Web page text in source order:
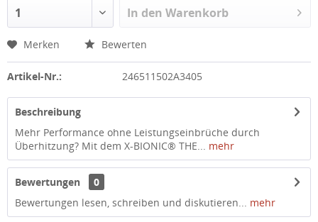
In den Warenkorb
Merken Bewerten
Artikel-Nr.: 246511502A3405
Beschreibung
Mehr Performance ohne Leistungseinbrüche durch
Überhitzung? Mit dem X-BIONIC® THE... mehr
Bewertungen
0
Bewertungen lesen, schreiben und diskutieren... mehr